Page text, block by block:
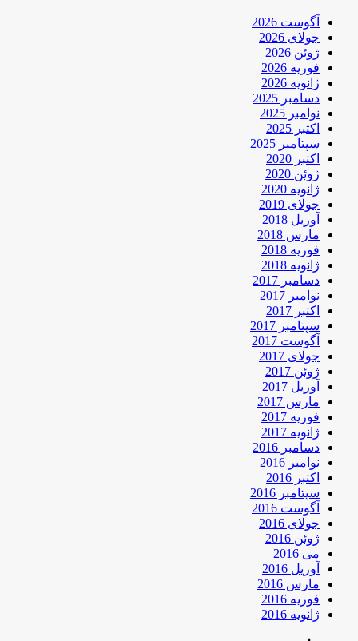
آگوست 2026
جولای 2026
ژوئن 2026
فوریه 2026
ژانویه 2026
دسامبر 2025
نوامبر 2025
اکتبر 2025
سپتامبر 2025
اکتبر 2020
ژوئن 2020
ژانویه 2020
جولای 2019
آوریل 2018
مارس 2018
فوریه 2018
ژانویه 2018
دسامبر 2017
نوامبر 2017
اکتبر 2017
سپتامبر 2017
آگوست 2017
جولای 2017
ژوئن 2017
آوریل 2017
مارس 2017
فوریه 2017
ژانویه 2017
دسامبر 2016
نوامبر 2016
اکتبر 2016
سپتامبر 2016
آگوست 2016
جولای 2016
ژوئن 2016
می 2016
آوریل 2016
مارس 2016
فوریه 2016
ژانویه 2016